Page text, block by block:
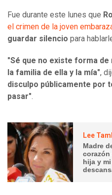
Fue durante este lunes que
el crimen de la joven
guardar silencio para
"Sé que no existe forma
la familia de ella y la mía",
disculpo públicamente por
pasar".
Lee
Madre
hija y